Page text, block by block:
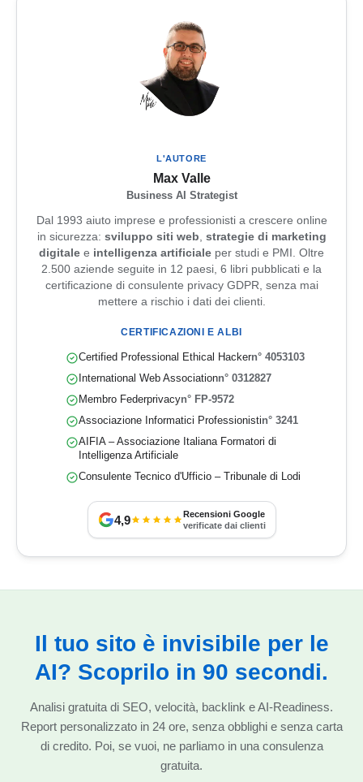
L'AUTORE
Max Valle
Business AI Strategist
Dal 1993 aiuto imprese e professionisti a crescere online
in sicurezza: sviluppo siti web, strategie di marketing
digitale e intelligenza artificiale per studi e PMI. Oltre
2.500 aziende seguite in 12 paesi, 6 libri pubblicati e la
certificazione di consulente privacy GDPR, senza mai
mettere a rischio i dati dei clienti.
CERTIFICAZIONI E ALBI
Certified Professional Ethical Hackern° 4053103
International Web Associationn° 0312827
Membro Federprivacyn° FP-9572
Associazione Informatici Professionistin° 3241
AIFIA – Associazione Italiana Formatori di
Intelligenza Artificiale
Consulente Tecnico d'Ufficio – Tribunale di Lodi
4,9
Recensioni Google
verificate dai clienti
Il tuo sito è invisibile per le
AI? Scoprilo in 90 secondi.
Analisi gratuita di SEO, velocità, backlink e AI-Readiness.
Report personalizzato in 24 ore, senza obblighi e senza carta
di credito. Poi, se vuoi, ne parliamo in una consulenza
gratuita.